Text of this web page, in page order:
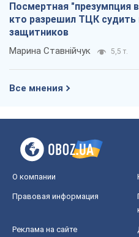
Посмертная "презумпция
кто разрешил ТЦК судить
защитников
Марина Ставнійчук 5,5 т.
Все мнения
О компании
Правовая информация
Реклама на сайте